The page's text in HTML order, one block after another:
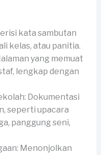
kata sambutan
kelas, atau panitia.
yang memuat
lengkap dengan
Dokumentasi
seperti upacara
panggung seni,
Menonjolkan